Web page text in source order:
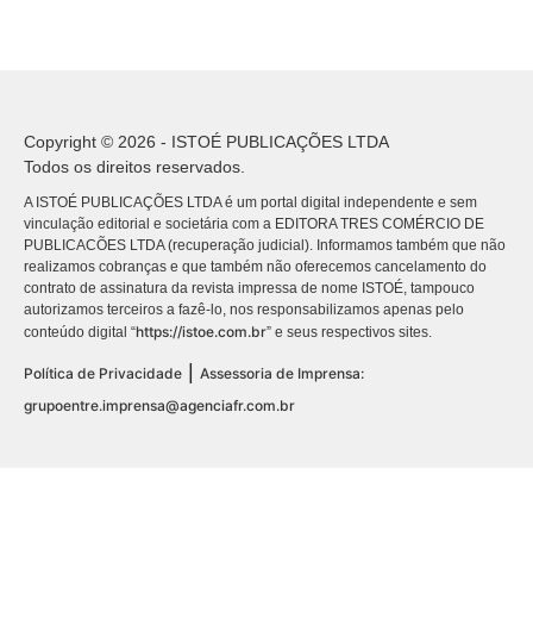
Copyright © 2026 - ISTOÉ PUBLICAÇÕES LTDA
Todos os direitos reservados.
A ISTOÉ PUBLICAÇÕES LTDA é um portal digital independente e sem
vinculação editorial e societária com a EDITORA TRES COMÉRCIO DE
PUBLICACÕES LTDA (recuperação judicial). Informamos também que não
realizamos cobranças e que também não oferecemos cancelamento do
contrato de assinatura da revista impressa de nome ISTOÉ, tampouco
autorizamos terceiros a fazê-lo, nos responsabilizamos apenas pelo
conteúdo digital “https://istoe.com.br” e seus respectivos sites.
Política de Privacidade | Assessoria de Imprensa:
grupoentre.imprensa@agenciafr.com.br